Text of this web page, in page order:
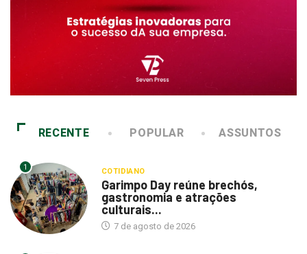
RECENTE POPULAR ASSUNTOS
1 COTIDIANO
Garimpo Day reúne brechós,
gastronomia e atrações
culturais...
7 de agosto de 2026